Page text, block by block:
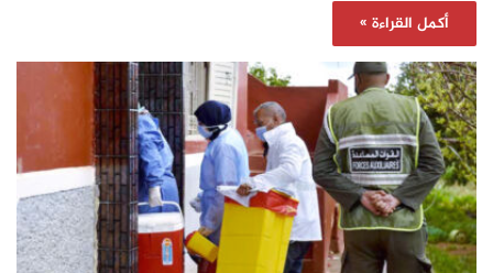
أكمل القراءة »